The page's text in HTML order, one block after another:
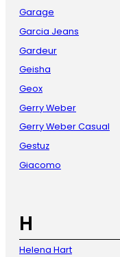
Garage
Garcia Jeans
Gardeur
Geisha
Geox
Gerry Weber
Gerry Weber Casual
Gestuz
Giacomo
H
Helena Hart